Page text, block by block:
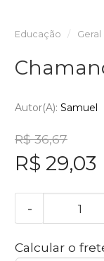
Educação Geral
Autor(a): Samuel
R$ 36,67
R$ 29,03
-
Calcular o